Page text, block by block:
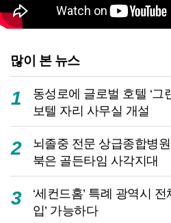
많이 본 뉴스
1
동성로에 글로벌 호텔 ‘
보텔 자리 사무실 개설
2
뇌졸중 전문 상급종합병
북은 골든타임 사각지대
3
‘세컨드홈’ 특례 광역시
입’ 가능하다